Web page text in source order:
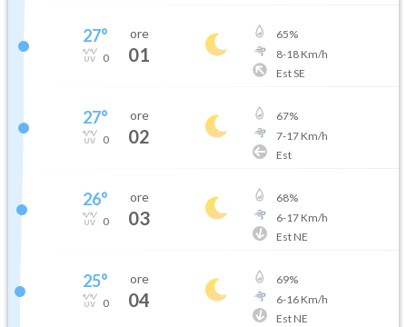
27°
0
ore
01
65%
8-18Km/h
Est SE
27°
0
ore
02
67%
7-17Km/h
Est
26°
0
ore
03
68%
6-17Km/h
Est NE
25°
0
ore
04
69%
6-16Km/h
Est NE